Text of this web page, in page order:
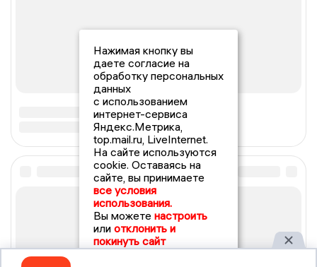
Нажимая кнопку вы
даете согласие на
обработку персональных
данных
с использованием
интернет-сервиса
Яндекс.Метрика,
top.mail.ru, LiveInternet.
На сайте используются
cookie. Оставаясь на
сайте, вы принимаете
все условия
использования.
Вы можете настроить
или отклонить и
покинуть сайт